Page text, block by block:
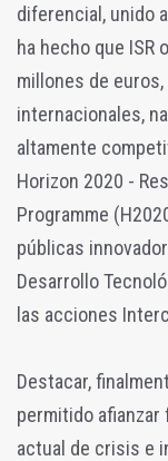
diferencial, unido
ha hecho que ISR
millones de
internacionales,
altamente
Horizon 2020 -
Programme
públicas
Desarrollo
las acciones
Destacar,
permitido
actual de crisis e